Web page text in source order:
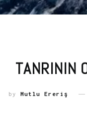
TANRININ
by Mutlu Ereriş